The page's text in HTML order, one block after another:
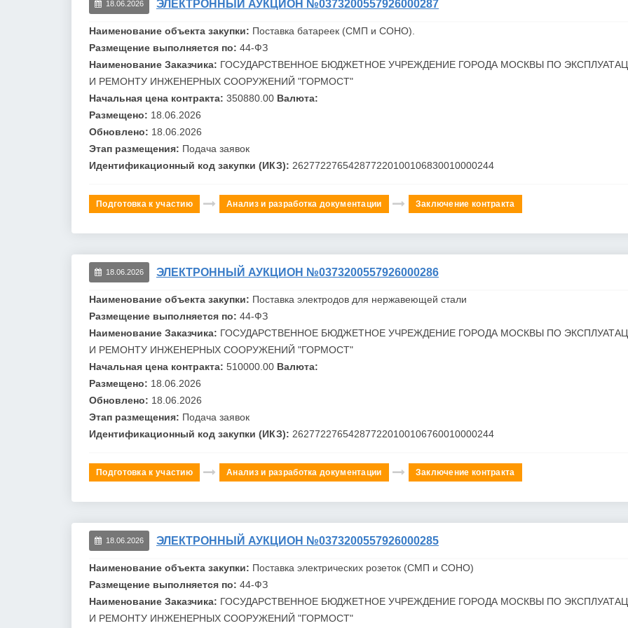
18.06.2026 ЭЛЕКТРОННЫЙ АУКЦИОН №0373200557926000287
Наименование объекта закупки: Поставка батареек (СМП и СОНО).
Размещение выполняется по: 44-ФЗ
Наименование Заказчика: ГОСУДАРСТВЕННОЕ БЮДЖЕТНОЕ УЧРЕЖДЕНИЕ ГОРОДА МОСКВЫ ПО
И РЕМОНТУ ИНЖЕНЕРНЫХ СООРУЖЕНИЙ "ГОРМОСТ"
Начальная цена контракта: 350880.00 Валюта:
Размещено: 18.06.2026
Обновлено: 18.06.2026
Этап размещения: Подача заявок
Идентификационный код закупки (ИКЗ): 262772276542877220100106830010000244
Подготовка к участию Анализ и разработка документации Заключение контракта
18.06.2026 ЭЛЕКТРОННЫЙ АУКЦИОН №0373200557926000286
Наименование объекта закупки: Поставка электродов для нержавеющей стали
Размещение выполняется по: 44-ФЗ
Наименование Заказчика: ГОСУДАРСТВЕННОЕ БЮДЖЕТНОЕ УЧРЕЖДЕНИЕ ГОРОДА МОСКВЫ ПО
И РЕМОНТУ ИНЖЕНЕРНЫХ СООРУЖЕНИЙ "ГОРМОСТ"
Начальная цена контракта: 510000.00 Валюта:
Размещено: 18.06.2026
Обновлено: 18.06.2026
Этап размещения: Подача заявок
Идентификационный код закупки (ИКЗ): 262772276542877220100106760010000244
Подготовка к участию Анализ и разработка документации Заключение контракта
18.06.2026 ЭЛЕКТРОННЫЙ АУКЦИОН №0373200557926000285
Наименование объекта закупки: Поставка электрических розеток (СМП и СОНО)
Размещение выполняется по: 44-ФЗ
Наименование Заказчика: ГОСУДАРСТВЕННОЕ БЮДЖЕТНОЕ УЧРЕЖДЕНИЕ ГОРОДА МОСКВЫ ПО
И РЕМОНТУ ИНЖЕНЕРНЫХ СООРУЖЕНИЙ "ГОРМОСТ"